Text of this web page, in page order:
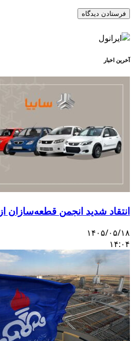
آخرین اخبار
انتقاد شدید انجمن
۱۴۰۵/۰۵/۱۸
۱۴:۰۴